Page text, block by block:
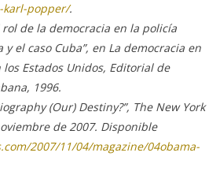
karl-popper/.
rol de la democracia en la policía
el caso Cuba”, en La democracia en
Estados Unidos, Editorial de
1996.
(Our) Destiny?”, The New York
de 2007. Disponible
2007/11/04/magazine/04obama-